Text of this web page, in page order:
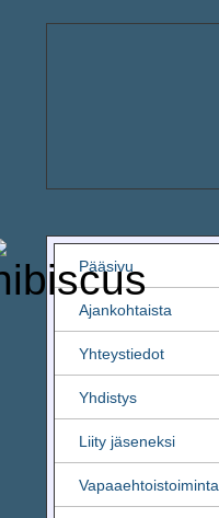
Pääsivu
Ajankohtaista
Yhteystiedot
Yhdistys
Liity jäseneksi
Vapaaehtoistoiminta